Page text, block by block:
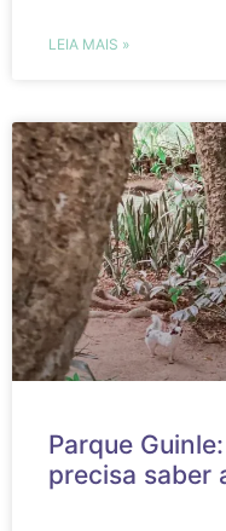
LEIA MAIS »
Parque
precisa saber